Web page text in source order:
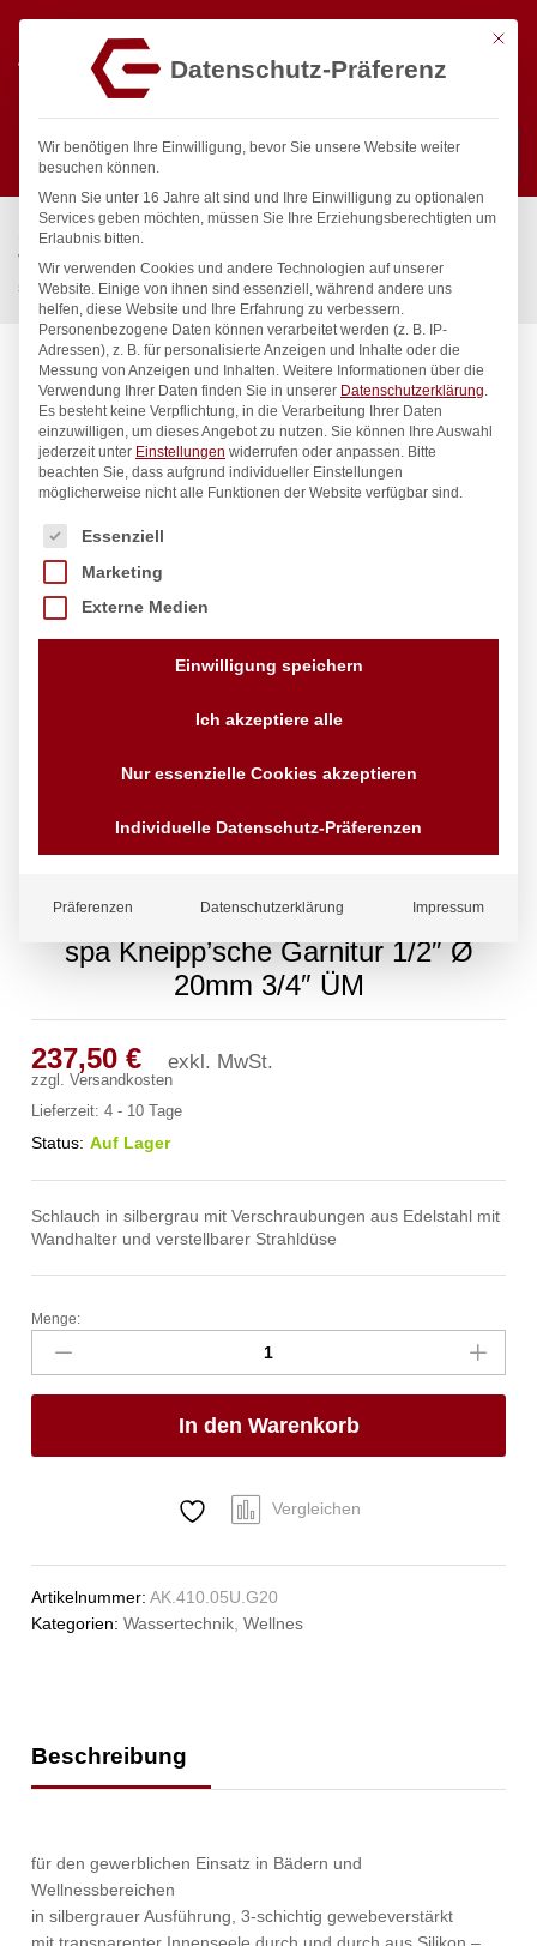
Suchen
Start / Gastronomiebedarf & Gastro Geräte für Profis
Wassertechnik
Wellnes
spa Kneipp’sche Garnitur 1/2″ Ø 20mm 3/4″ ÜM
spa Kneipp’sche Garnitur 1/2″ Ø
20mm 3/4″ ÜM
237,50€ exkl. MwSt.
zzgl.Versandkosten
Lieferzeit:4 - 10 Tage
Status: Auf Lager
Schlauch in silbergrau mit Verschraubungen aus Edelstahl mit
Wandhalter und verstellbarer Strahldüse
spa
Kneipp'sche
Garnitur
1/2"
20mm
Menge:
In den Warenkorb
Vergleichen
Artikelnummer:AK.410.05U.G20
Kategorien:Wassertechnik,Wellnes
Beschreibung
für den gewerblichen Einsatz in Bädern und
Wellnessbereichen
in silbergrauer Ausführung, 3-schichtig gewebeverstärkt
Mit
Datenschutz-Präferenz
Wir benötigen Ihre Einwilligung, bevor Sie unsere Website weiter
besuchen können.
Wenn Sie unter 16 Jahre alt sind und Ihre Einwilligung zu optionalen
Services geben möchten, müssen Sie Ihre Erziehungsberechtigten um
Erlaubnis bitten.
Wir verwenden Cookies und andere Technologien auf unserer
Website. Einige von ihnen sind essenziell, während andere uns
helfen, diese Website und Ihre Erfahrung zu verbessern.
Personenbezogene Daten können verarbeitet werden (z. B. IP-
Adressen), z. B. für personalisierte Anzeigen und Inhalte oder die
Messung von Anzeigen und Inhalten. Weitere Informationen über die
Verwendung Ihrer Daten finden Sie in unserer Datenschutzerklärung.
Es besteht keine Verpflichtung, in die Verarbeitung Ihrer Daten
einzuwilligen, um dieses Angebot zu nutzen. Sie können Ihre Auswahl
jederzeit unter Einstellungen widerrufen oder anpassen. Bitte
beachten Sie, dass aufgrund individueller Einstellungen
möglicherweise nicht alle Funktionen der Website verfügbar sind.
Es folgt eine Liste der Service-Gruppen, für die eine
Essenziell
Marketing
Externe Medien
Einwilligung speichern
Ich akzeptiere alle
Nur essenzielle Cookies akzeptieren
Individuelle Datenschutz-Präferenzen
Präferenzen Datenschutzerklärung Impressum